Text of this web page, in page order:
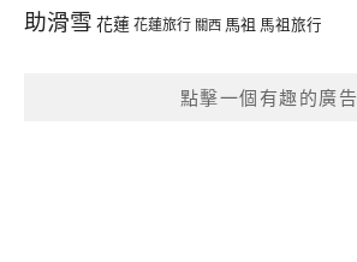
助滑雪 花蓮花蓮旅行 關西 馬祖 馬祖旅行
點擊一個有趣的廣告